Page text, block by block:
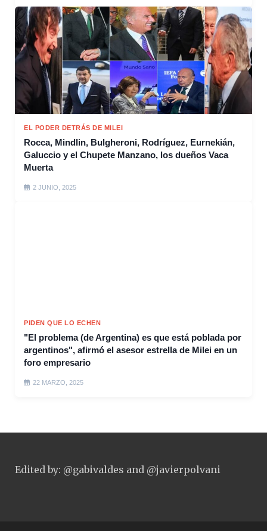
EL PODER DETRÁS DE MILEI
Rocca, Mindlin, Bulgheroni, Rodríguez, Eurnekián,
Galuccio y el Chupete Manzano, los dueños Vaca
Muerta
2 JUNIO, 2025
PIDEN QUE LO ECHEN
"El problema (de Argentina) es que está poblada por
argentinos", afirmó el asesor estrella de Milei en un
foro empresario
22 MARZO, 2025
Edited by: @gabivaldes and @javierpolvani